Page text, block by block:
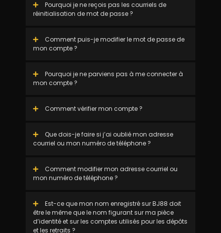
Pourquoi je ne reçois pas les courriels de
réinitialisation de mot de passe ?
Comment puis-je modifier le mot de passe de
mon compte ?
Pourquoi je ne parviens pas à me connecter à
mon compte ?
Comment vérifier mon compte ?
Que dois-je faire si j’ai oublié mon adresse
courriel ou mon numéro de téléphone ?
Comment modifier mon adresse courriel ou
mon numéro de téléphone ?
Est-ce que mon nom enregistré sur BJ88 doit
être le même que le nom figurant sur ma pièce
d’identité et sur les comptes utilisés pour les dépôts
et les retraits ?